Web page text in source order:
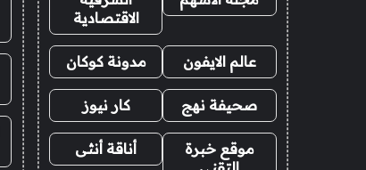
الاقتصادية
عالم الايفون مدونة كوكان
صحيفة نهج كار نيوز
موقع خبرة
أناقة أنثى